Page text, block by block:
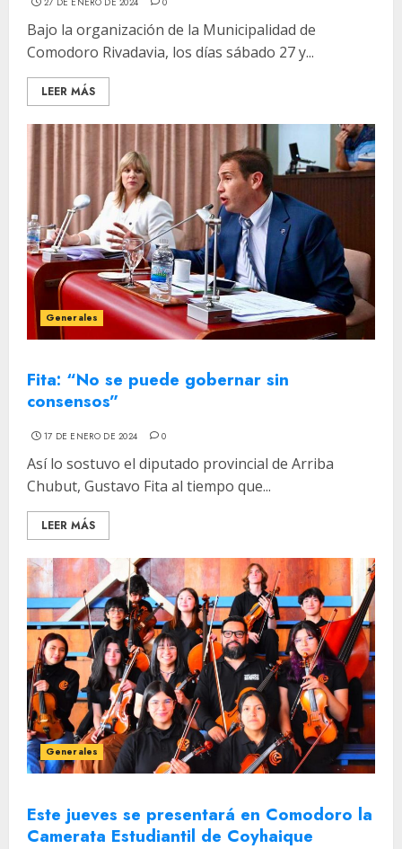
Bajo la organización de la Municipalidad de
Comodoro Rivadavia, los días sábado 27 y...
LEER MÁS
Generales
Fita: “No se puede gobernar sin
consensos”
17 DE ENERO DE 2024 0
Así lo sostuvo el diputado provincial de Arriba
Chubut, Gustavo Fita al tiempo que...
LEER MÁS
Generales
Este jueves se presentará en Comodoro la
Camerata Estudiantil de Coyhaique